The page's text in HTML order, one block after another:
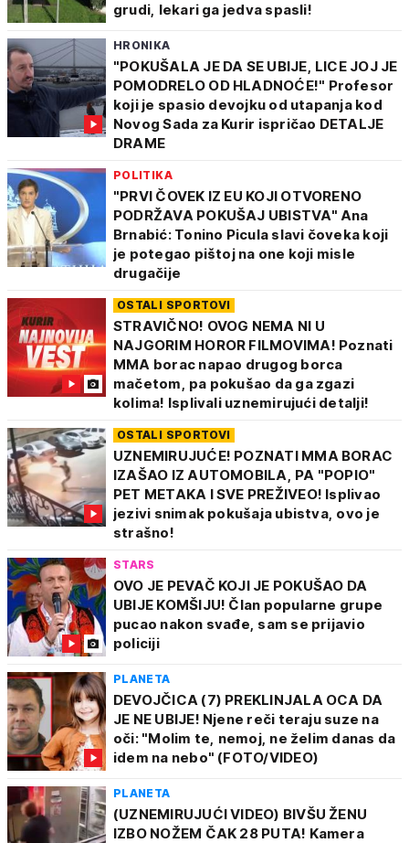
grudi, lekari ga jedva spasli!
HRONIKA
"POKUŠALA JE DA SE UBIJE, LICE JOJ JE
POMODRELO OD HLADNOĆE!" Profesor
koji je spasio devojku od utapanja kod
Novog Sada za Kurir ispričao DETALJE
DRAME
POLITIKA
"PRVI ČOVEK IZ EU KOJI OTVORENO
PODRŽAVA POKUŠAJ UBISTVA" Ana
Brnabić: Tonino Picula slavi čoveka koji
je potegao pištoj na one koji misle
drugačije
OSTALI SPORTOVI
STRAVIČNO! OVOG NEMA NI U
NAJGORIM HOROR FILMOVIMA! Poznati
MMA borac napao drugog borca
mačetom, pa pokušao da ga zgazi
kolima! Isplivali uznemirujući detalji!
OSTALI SPORTOVI
UZNEMIRUJUĆE! POZNATI MMA BORAC
IZAŠAO IZ AUTOMOBILA, PA "POPIO"
PET METAKA I SVE PREŽIVEO! Isplivao
jezivi snimak pokušaja ubistva, ovo je
strašno!
STARS
OVO JE PEVAČ KOJI JE POKUŠAO DA
UBIJE KOMŠIJU! Član popularne grupe
pucao nakon svađe, sam se prijavio
policiji
PLANETA
DEVOJČICA (7) PREKLINJALA OCA DA
JE NE UBIJE! Njene reči teraju suze na
oči: "Molim te, nemoj, ne želim danas da
idem na nebo" (FOTO/VIDEO)
PLANETA
(UZNEMIRUJUĆI VIDEO) BIVŠU ŽENU
IZBO NOŽEM ČAK 28 PUTA! Kamera